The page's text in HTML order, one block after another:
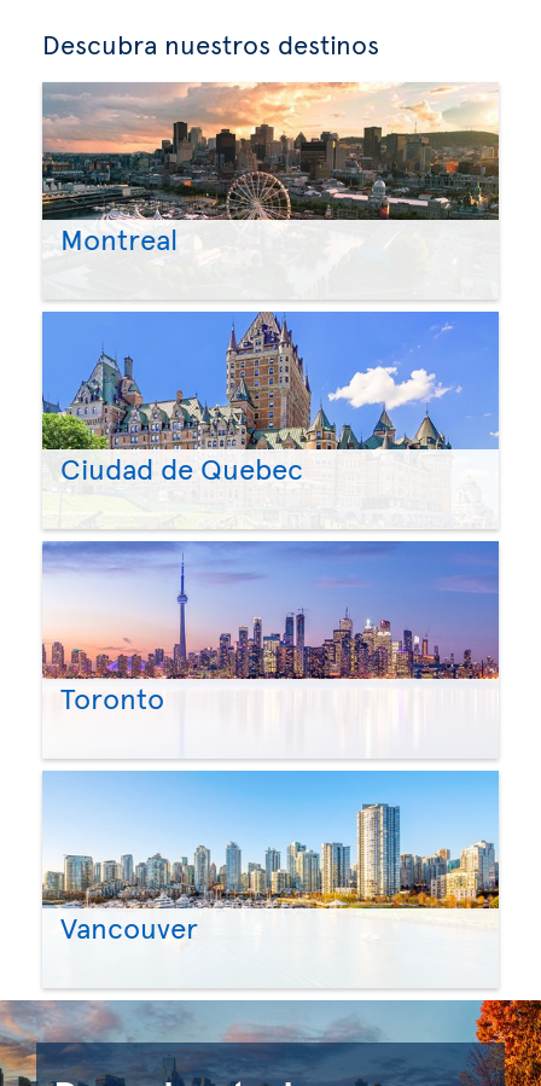
Descubra nuestros destinos
Montreal
Ciudad de Quebec
Toronto
Vancouver